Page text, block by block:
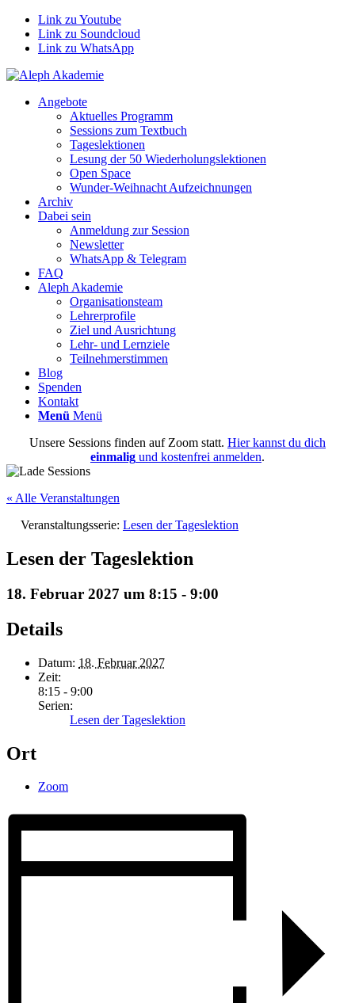
Link zu Youtube
Link zu Soundcloud
Link zu WhatsApp
Angebote
Aktuelles Programm
Sessions zum Textbuch
Tageslektionen
Lesung der 50 Wiederholungslektionen
Open Space
Wunder-Weihnacht Aufzeichnungen
Archiv
Dabei sein
Anmeldung zur Session
Newsletter
WhatsApp & Telegram
FAQ
Aleph Akademie
Organisationsteam
Lehrerprofile
Ziel und Ausrichtung
Lehr- und Lernziele
Teilnehmerstimmen
Blog
Spenden
Kontakt
Menü Menü
Unsere Sessions finden auf Zoom statt. Hier kannst du dich
einmalig und kostenfrei anmelden.
« Alle Veranstaltungen
Veranstaltungsserie: Lesen der Tageslektion
Lesen der Tageslektion
18. Februar 2027 um 8:15 - 9:00
Details
Datum: 18. Februar 2027
Zeit:
8:15 - 9:00
Serien:
Lesen der Tageslektion
Ort
Zoom